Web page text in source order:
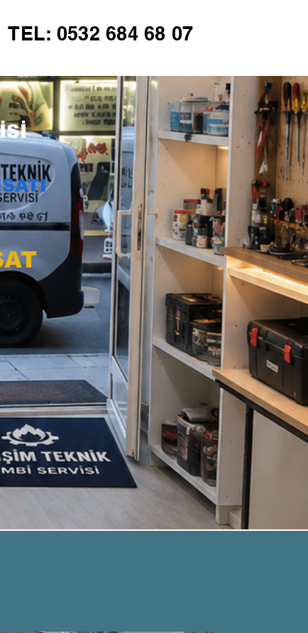
TEL: 0532 684 68 07